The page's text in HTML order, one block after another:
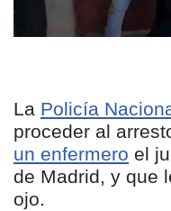
La Policía
proceder al
un enfermero el
de Madrid, y que
ojo.